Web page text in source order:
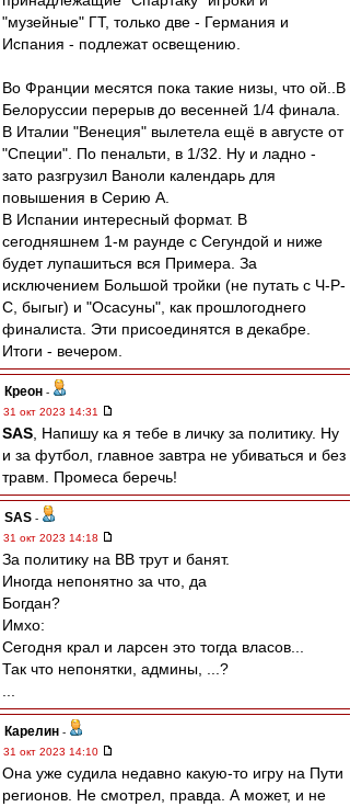
"музейные" ГТ, только две - Германия и
Испания - подлежат освещению.
Во Франции месятся пока такие низы, что ой..В
Белоруссии перерыв до весенней 1/4 финала.
В Италии "Венеция" вылетела ещё в августе от
"Специи". По пенальти, в 1/32. Ну и ладно -
зато разгрузил Ваноли календарь для
повышения в Серию А.
В Испании интересный формат. В
сегодняшнем 1-м раунде с Сегундой и ниже
будет лупашиться вся Примера. За
исключением Большой тройки (не путать с Ч-Р-
С, быгыг) и "Осасуны", как прошлогоднего
финалиста. Эти присоединятся в декабре.
Итоги - вечером.
Креон -
31 окт 2023 14:31
SAS , Напишу ка я тебе в личку за политику. Ну
и за футбол, главное завтра не убиваться и без
травм. Промеса беречь!
SAS -
31 окт 2023 14:18
За политику на ВВ трут и банят.
Иногда непонятно за что, да
Богдан?
Имхо:
Сегодня крал и ларсен это тогда власов...
Так что непонятки, админы, ...?
Карелин -
31 окт 2023 14:10
Она уже судила недавно какую-то игру на Пути
регионов. Не смотрел, правда. А может, и не